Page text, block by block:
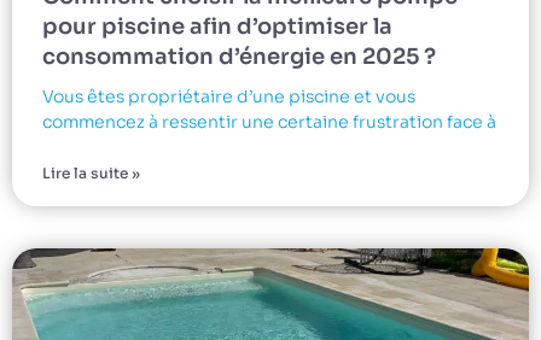
pour piscine afin d’optimiser la
consommation d’énergie en 2025 ?
Vous êtes propriétaire d’une piscine et vous
commencez à ressentir une certaine frustration face à
Lire la suite »